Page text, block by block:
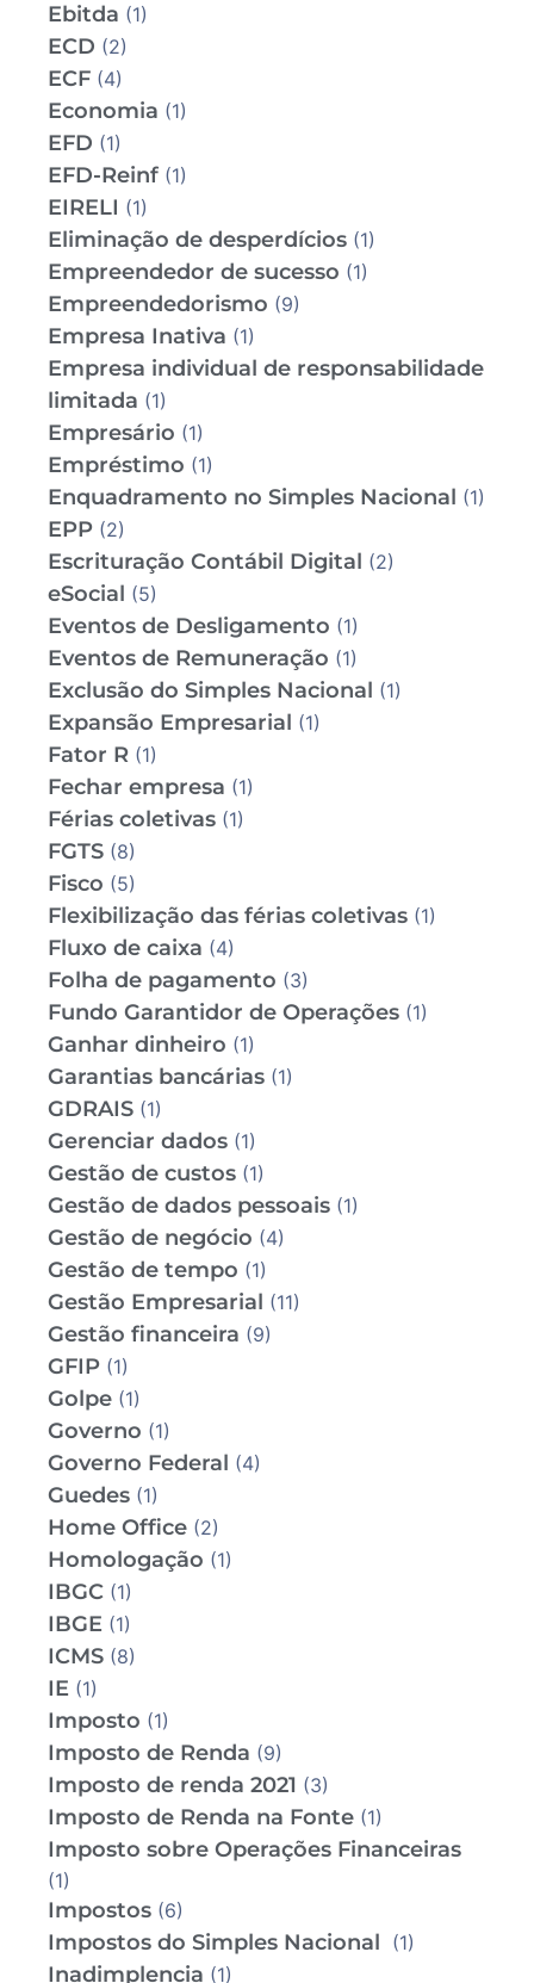
Ebitda (1)
ECD (2)
ECF (4)
Economia (1)
EFD (1)
EFD-Reinf (1)
EIRELI (1)
Eliminação de desperdícios (1)
Empreendedor de sucesso (1)
Empreendedorismo (9)
Empresa Inativa (1)
Empresa individual de responsabilidade
limitada (1)
Empresário (1)
Empréstimo (1)
Enquadramento no Simples Nacional (1)
EPP (2)
Escrituração Contábil Digital (2)
eSocial (5)
Eventos de Desligamento (1)
Eventos de Remuneração (1)
Exclusão do Simples Nacional (1)
Expansão Empresarial (1)
Fator R (1)
Fechar empresa (1)
Férias coletivas (1)
FGTS (8)
Fisco (5)
Flexibilização das férias coletivas (1)
Fluxo de caixa (4)
Folha de pagamento (3)
Fundo Garantidor de Operações (1)
Ganhar dinheiro (1)
Garantias bancárias (1)
GDRAIS (1)
Gerenciar dados (1)
Gestão de custos (1)
Gestão de dados pessoais (1)
Gestão de negócio (4)
Gestão de tempo (1)
Gestão Empresarial (11)
Gestão financeira (9)
GFIP (1)
Golpe (1)
Governo (1)
Governo Federal (4)
Guedes (1)
Home Office (2)
Homologação (1)
IBGC (1)
IBGE (1)
ICMS (8)
IE (1)
Imposto (1)
Imposto de Renda (9)
Imposto de renda 2021 (3)
Imposto de Renda na Fonte (1)
Imposto sobre Operações Financeiras
(1)
Impostos (6)
Impostos do Simples Nacional (1)
Inadimplencia (1)